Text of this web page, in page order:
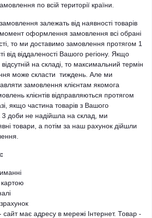
по всій території країни.
залежать від наявності товарів
оформлення замовлення всі обрані
то ми доставимо замовлення протягом 1
від віддаленості Вашого регіону. Якщо
на складі, то максимальний термін
може скласти тиждень. Але ми
замовлення клієнтам якомога
клієнтів відправляються протягом
якщо частина товарів з Вашого
доби не надійшла на склад, ми
товари, а потім за наш рахунок дійшли
сайт має адресу в мережі Інтернет. Товар -